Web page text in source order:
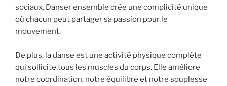
sociaux. Danser ensemble crée une complicité unique
où chacun peut partager sa passion pour le
mouvement.
De plus, la danse est une activité physique complète
qui sollicite tous les muscles du corps. Elle améliore
notre coordination, notre équilibre et notre souplesse